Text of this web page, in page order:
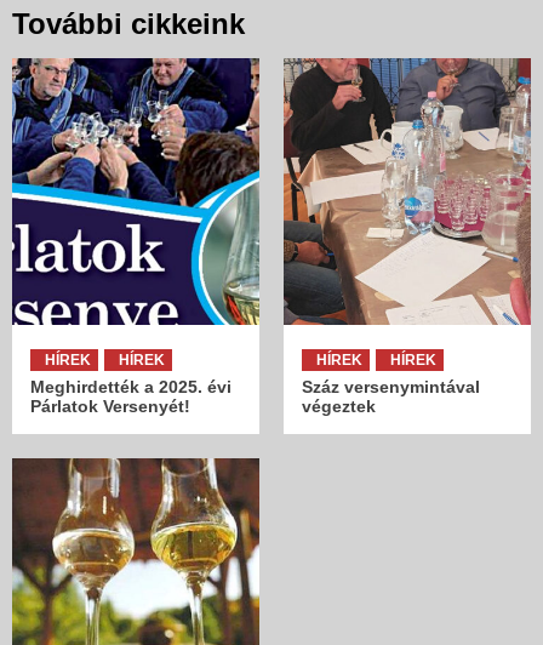
További cikkeink
HÍREK HÍREK
Meghirdették a 2025. évi
Párlatok Versenyét!
HÍREK HÍREK
Száz versenymintával
végeztek